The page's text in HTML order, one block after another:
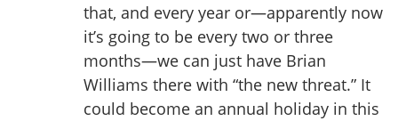
that, and every year or—apparently now
it’s going to be every two or three
months—we can just have Brian
Williams there with “the new threat.” It
could become an annual holiday in this